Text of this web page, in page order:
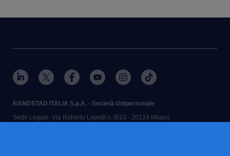
RANDSTAD ITALIA S.p.A. - Società Unipersonale
Sede Legale: Via Roberto Lepetit n. 8/10 - 20124 Milano